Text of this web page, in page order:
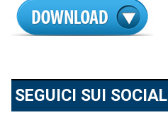
SEGUICI SUI SOCIAL